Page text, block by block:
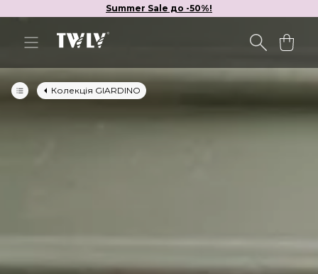
Summer Sale до -50%!
Колекція GIARDINO